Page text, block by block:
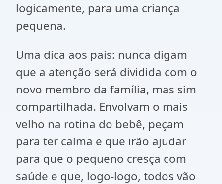
logicamente, para uma criança
pequena.
Uma dica aos pais: nunca digam
que a atenção será dividida com o
novo membro da família, mas sim
compartilhada. Envolvam o mais
velho na rotina do bebê, peçam
para ter calma e que irão ajudar
para que o pequeno cresça com
saúde e que, logo-logo, todos vão